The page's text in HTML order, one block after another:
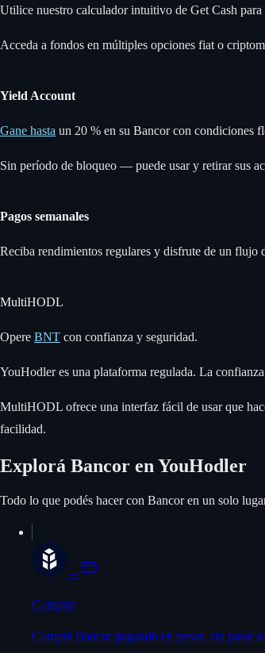
Utilice nuestro calculador intuitivo de Get Cash
Acceda a fondos en múltiples opciones fiat o
Yield Account
Gane hasta un 20 % en su Bancor con condiciones
Sin período de bloqueo — puede usar y retirar sus
Pagos semanales
Reciba rendimientos regulares y disfrute de un flujo
MultiHODL
Opere BNT con confianza y seguridad.
YouHodler es una plataforma regulada. La
MultiHODL ofrece una interfaz fácil de usar que
facilidad.
Explorá Bancor en YouHodler
Todo lo que podés hacer con Bancor en un solo
→
Comprar
Comprá Bancor pagando en pesos, sin pasar